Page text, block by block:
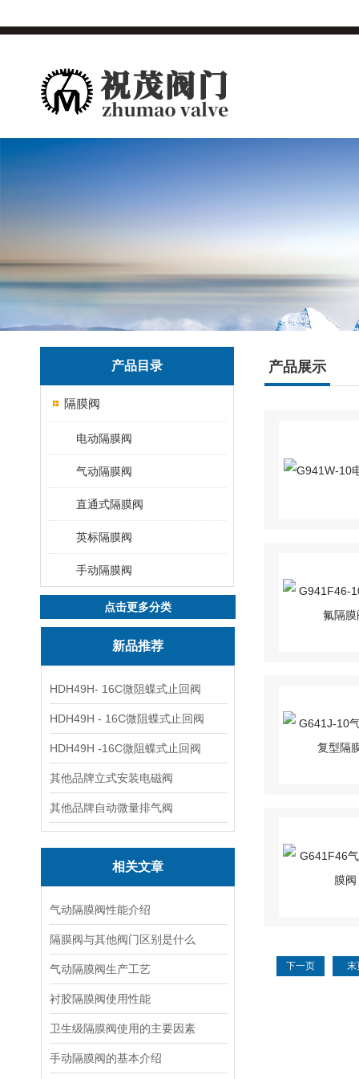
产品目录
隔膜阀
电动隔膜阀
气动隔膜阀
直通式隔膜阀
英标隔膜阀
手动隔膜阀
点击更多分类
新品推荐
HDH49H- 16C微阻蝶式止回阀
HDH49H - 16C微阻蝶式止回阀
HDH49H -16C微阻蝶式止回阀
其他品牌立式安装电磁阀
其他品牌自动微量排气阀
相关文章
气动隔膜阀性能介绍
隔膜阀与其他阀门区别是什么
气动隔膜阀生产工艺
衬胶隔膜阀使用性能
卫生级隔膜阀使用的主要因素
手动隔膜阀的基本介绍
产品展示
下一页 末